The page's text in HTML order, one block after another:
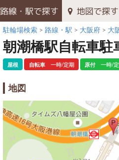
路線・駅で探す 地図で探す
駐輪場検索 路線・駅 大阪府 大
朝潮橋駅自転車駐
屋根 自転車 一時/定期 原付 一時/
地図